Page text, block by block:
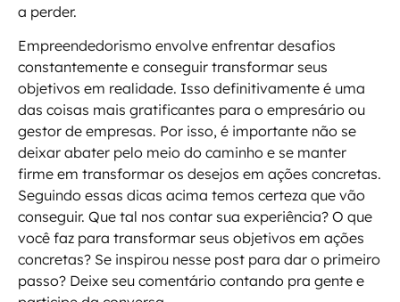
a perder.
Empreendedorismo envolve enfrentar desafios
constantemente e conseguir transformar seus
objetivos em realidade. Isso definitivamente é uma
das coisas mais gratificantes para o empresário ou
gestor de empresas. Por isso, é importante não se
deixar abater pelo meio do caminho e se manter
firme em transformar os desejos em ações concretas.
Seguindo essas dicas acima temos certeza que vão
conseguir. Que tal nos contar sua experiência? O que
você faz para transformar seus objetivos em ações
concretas? Se inspirou nesse post para dar o primeiro
passo? Deixe seu comentário contando pra gente e